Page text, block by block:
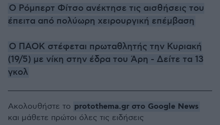
Ο Ρόμπερτ Φίτσο ανέκτησε τις αισθήσεις του
έπειτα από πολύωρη χειρουργική επέμβαση
Ο ΠΑΟΚ στέφεται πρωταθλητής την Κυριακή
(19/5) με νίκη στην έδρα του Άρη - Δείτε τα 13
γκολ
Ακολουθήστε το protothema.gr στο Google News
και μάθετε πρώτοι όλες τις ειδήσεις